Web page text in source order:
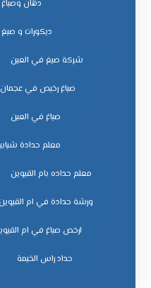
دهان
ديكورات و
شركة صبغ في العين
صباغ رخيص في عجمان
صباغ في العين
معلم حدادة
معلم حداده بام القيوين
ورشة حدادة في ام القيوين
ﺣﺪاد راس اﻟﺨﻴﻤﺔ